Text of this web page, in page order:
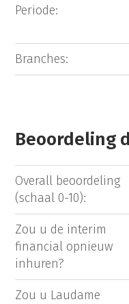
Periode:
Branches:
Beoordeling
Overall beoordeling
(schaal 0-10):
Zou u de interim
financial opnieuw
inhuren?
Zou u Laudame